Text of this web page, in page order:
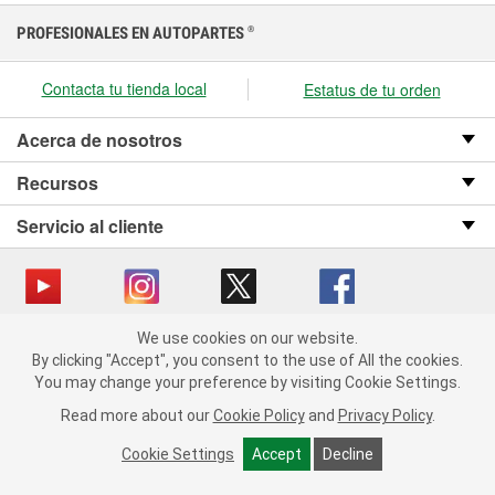
We use cookies on our website. By clicking "Accept", you consent
to the use of All the cookies.
You may change your preference by visiting Cookie Settings.
Read more about our Cookie Policy and Privacy Policy.
Cookie Settings Accept Decline
PROFESIONALES EN AUTOPARTES ®
Contacta tu tienda local Estatus de tu orden
Acerca de nosotros
Recursos
Servicio al cliente
Copyright © 2008-2026 O’Reilly Auto Parts v OST_3.2.0.0.729 (3) cv1361
catalog_main
Política de privacidad
Ley de transparencia en las cadenas de suministro
de California
We use cookies on our website.
By clicking "Accept", you consent to the use of All the cookies.
You may change your preference by visiting Cookie Settings.
Read more about our Cookie Policy and Privacy Policy.
Cookie Settings Accept Decline